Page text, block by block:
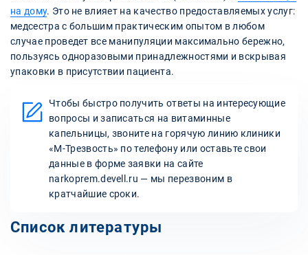
на дому. Это не влияет на качество предоставляемых услуг:
медсестра с большим практическим опытом в любом
случае проведет все манипуляции максимально бережно,
пользуясь одноразовыми принадлежностями и вскрывая
упаковки в присутствии пациента.
Чтобы быстро получить ответы на интересующие
вопросы и записаться на витаминные
капельницы, звоните на горячую линию клиники
«М-Трезвость» по телефону или оставьте свои
данные в форме заявки на сайте
narkoprem.devell.ru — мы перезвоним в
кратчайшие сроки.
Список литературы